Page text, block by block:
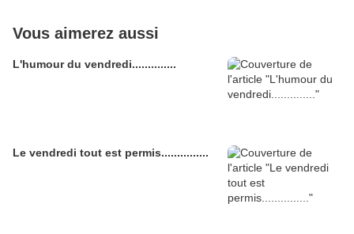
Vous aimerez aussi
L'humour du vendredi..............
Le vendredi tout est permis...............